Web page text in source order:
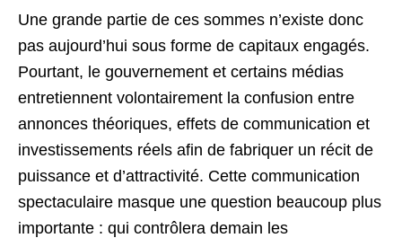
Une grande partie de ces sommes n’existe donc
pas aujourd’hui sous forme de capitaux engagés.
Pourtant, le gouvernement et certains médias
entretiennent volontairement la confusion entre
annonces théoriques, effets de communication et
investissements réels afin de fabriquer un récit de
puissance et d’attractivité. Cette communication
spectaculaire masque une question beaucoup plus
importante : qui contrôlera demain les